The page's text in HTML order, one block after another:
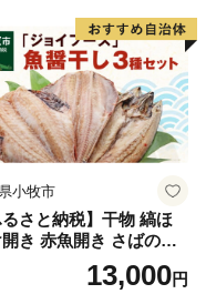
小牧市
るさと納税】干物 縞ほ
開き 赤魚開き さばの開
醤干し 3種 セット 詰め
せ 魚 おかず 肉厚 おいし
13,000円